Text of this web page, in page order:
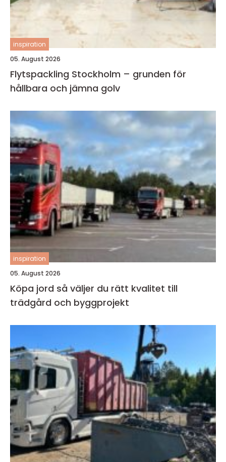
inspiration
05. August 2026
Flytspackling Stockholm – grunden för
hållbara och jämna golv
inspiration
05. August 2026
Köpa jord så väljer du rätt kvalitet till
trädgård och byggprojekt